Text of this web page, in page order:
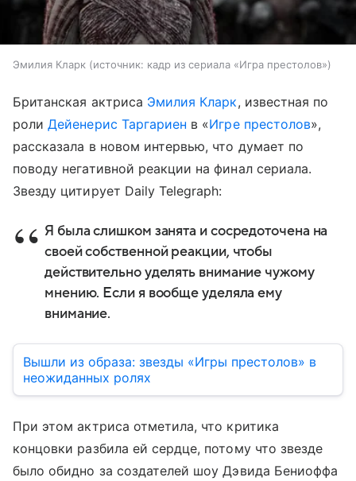
Эмилия Кларк источник: кадр из сериала «Игра престолов»
Британская актриса Эмилия Кларк, известная по
ролиДейенерис Таргариен в «Игре престолов»,
рассказала в новом интервью, что думает по
поводу негативной реакции на финал сериала.
Звезду цитирует Daily Telegraph:
Я была слишком занята и сосредоточена на
своей собственной реакции, чтобы
действительно уделять внимание чужому
мнению. Если я вообще уделяла ему
внимание.
Вышли из образа: звезды «Игры престолов» в
неожиданных ролях
При этом актриса отметила, что критика
концовки разбила ей сердце, потому что звезде
было обидно за создателей шоу Дэвида Бениоффа